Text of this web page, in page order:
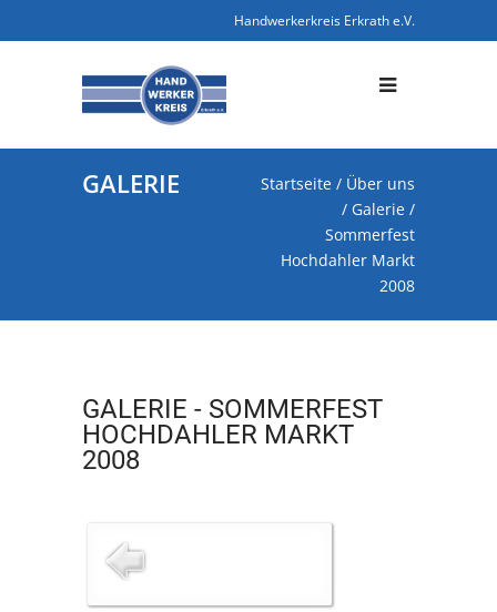
Handwerkerkreis Erkrath e.V.
GALERIE Startseite / Über uns
/ Galerie /
Sommerfest
Hochdahler Markt
2008
GALERIE - SOMMERFEST
HOCHDAHLER MARKT
2008